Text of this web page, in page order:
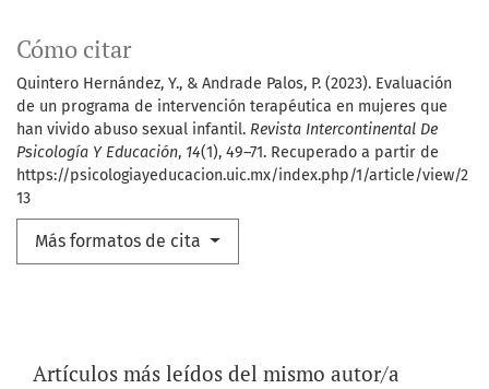
Cómo citar
Quintero Hernández, Y., & Andrade Palos, P. (2023). Evaluación
de un programa de intervención terapéutica en mujeres que
han vivido abuso sexual infantil. Revista Intercontinental De
Psicología Y Educación, 14(1), 49–71. Recuperado a partir de
https://psicologiayeducacion.uic.mx/index.php/1/article/view/2
13
Más formatos de cita
Artículos más leídos del mismo autor/a